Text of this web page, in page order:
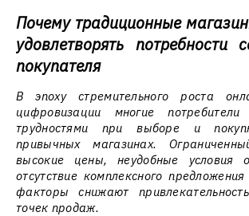
Почему традиционные
удовлетворять потребности
покупателя
В эпоху стремительного роста
цифровизации многие потребители
трудностями при выборе и
привычных магазинах.
высокие цены, неудобные условия
отсутствие комплексного
факторы снижают
точек продаж.